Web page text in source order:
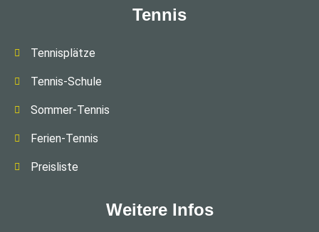
Tennis
Tennisplätze
Tennis-Schule
Sommer-Tennis
Ferien-Tennis
Preisliste
Weitere Infos